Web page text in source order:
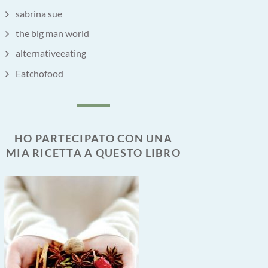
sabrina sue
the big man world
alternativeeating
Eatchofood
HO PARTECIPATO CON UNA
MIA RICETTA A QUESTO LIBRO